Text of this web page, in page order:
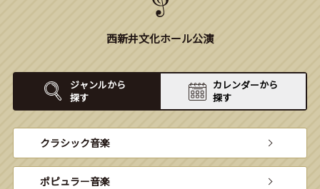
西新井文化ホール公演
ジャンルから
探す
カレンダーから
探す
クラシック音楽
ポピュラー音楽